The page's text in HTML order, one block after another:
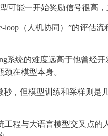
可能一开始奖励信号很高，
loop（人机协同）”的评估
系统的难度远高于他曾经
在模型本身。
秒，但模型训练和采样则
程与大语言模型交叉点的